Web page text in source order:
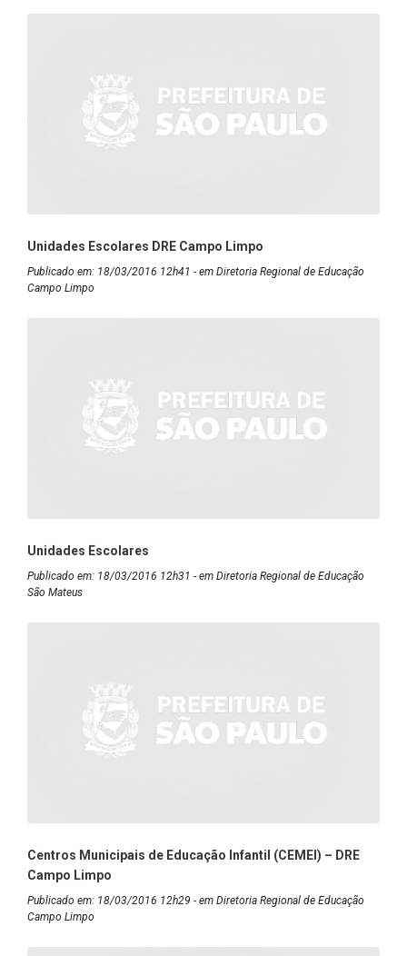
Unidades Escolares DRE Campo Limpo
Publicado em: 18/03/2016 12h41 - em Diretoria Regional de Educação
Campo Limpo
Unidades Escolares
Publicado em: 18/03/2016 12h31 - em Diretoria Regional de Educação
São Mateus
Centros Municipais de Educação Infantil (CEMEI) – DRE
Campo Limpo
Publicado em: 18/03/2016 12h29 - em Diretoria Regional de Educação
Campo Limpo